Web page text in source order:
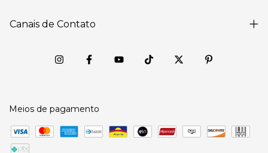
Canais de Contato
Meios de pagamento